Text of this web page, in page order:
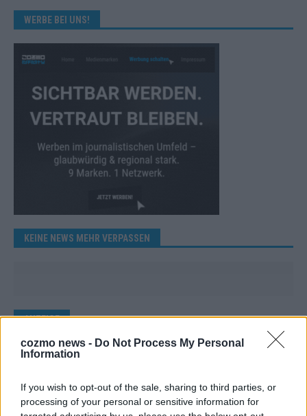
cozmo news - Do Not Process My Personal
Information
If you wish to opt-out of the sale, sharing to third parties, or
processing of your personal or sensitive information for
WERBE BEI UNS!
KEINE NEWS MEHR VERPASSEN
ANZEIGE